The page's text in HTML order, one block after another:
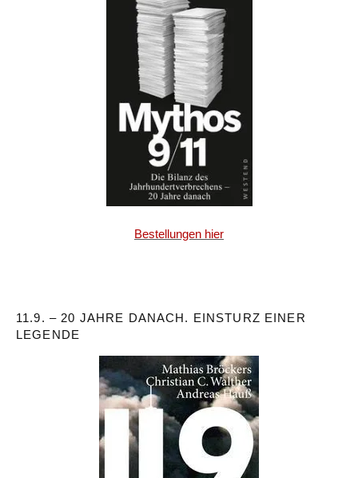
Bestellungen hier
11.9. – 20 JAHRE DANACH. EINSTURZ EINER
LEGENDE